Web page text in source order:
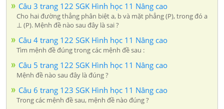
Câu 3 trang 122 SGK Hình học 11 Nâng cao
Cho hai đường thẳng phân biệt a, b và mặt phẳng (P), trong đó a
⊥ (P). Mệnh đề nào sau đây là sai ?
Câu 4 trang 122 SGK Hình học 11 Nâng cao
Tìm mệnh đề đúng trong các mệnh đề sau :
Câu 5 trang 122 SGK Hình học 11 Nâng cao
Mệnh đề nào sau đây là đúng ?
Câu 6 trang 123 SGK Hình học 11 Nâng cao
Trong các mệnh đề sau, mệnh đề nào đúng ?